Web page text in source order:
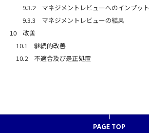
9.3.2 マネジメントレビューへのインプット
9.3.3 マネジメントレビューの結果
10 改善
10.1 継続的改善
10.2 不適合及び是正処置
PAGE TOP